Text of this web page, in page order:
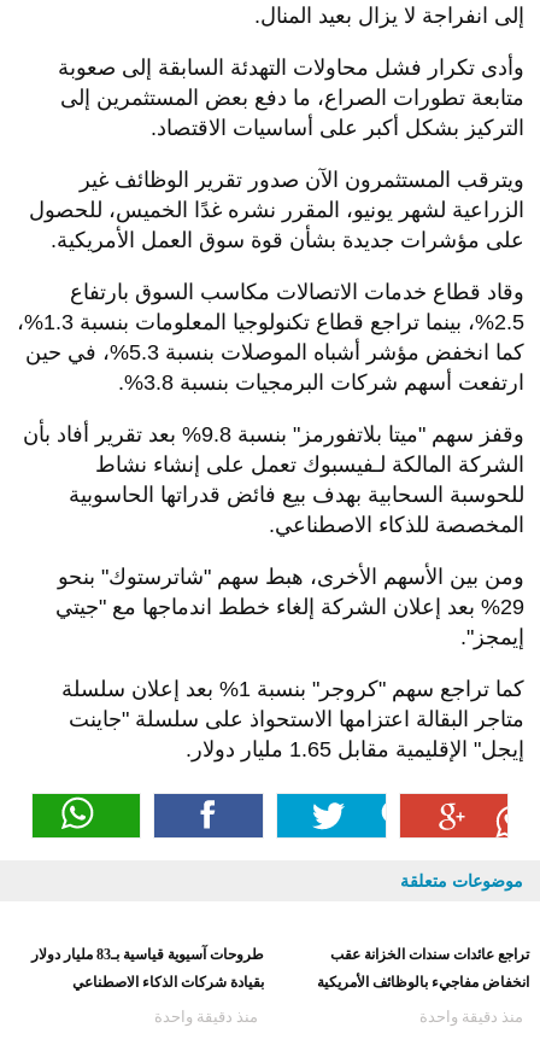
إلى انفراجة لا يزال بعيد المنال.
وأدى تكرار فشل محاولات التهدئة السابقة إلى صعوبة
متابعة تطورات الصراع، ما دفع بعض المستثمرين إلى
التركيز بشكل أكبر على أساسيات الاقتصاد.
ويترقب المستثمرون الآن صدور تقرير الوظائف غير
الزراعية لشهر يونيو، المقرر نشره غدًا الخميس، للحصول
على مؤشرات جديدة بشأن قوة سوق العمل الأمريكية.
وقاد قطاع خدمات الاتصالات مكاسب السوق بارتفاع
2.5%، بينما تراجع قطاع تكنولوجيا المعلومات بنسبة 1.3%،
كما انخفض مؤشر أشباه الموصلات بنسبة 5.3%، في حين
ارتفعت أسهم شركات البرمجيات بنسبة 3.8%.
وقفز سهم "ميتا بلاتفورمز" بنسبة 9.8% بعد تقرير أفاد بأن
الشركة المالكة لـفيسبوك تعمل على إنشاء نشاط
للحوسبة السحابية بهدف بيع فائض قدراتها الحاسوبية
المخصصة للذكاء الاصطناعي.
ومن بين الأسهم الأخرى، هبط سهم "شاترستوك" بنحو
29% بعد إعلان الشركة إلغاء خطط اندماجها مع "جيتي
إيمجز".
كما تراجع سهم "كروجر" بنسبة 1% بعد إعلان سلسلة
متاجر البقالة اعتزامها الاستحواذ على سلسلة "جاينت
إيجل" الإقليمية مقابل 1.65 مليار دولار.
موضوعات متعلقة
تراجع عائدات سندات الخزانة عقب
انخفاض مفاجيء بالوظائف الأمريكية
منذ دقيقة واحدة
طروحات آسيوية قياسية بـ83 مليار دولار
بقيادة شركات الذكاء الاصطناعي
منذ دقيقة واحدة